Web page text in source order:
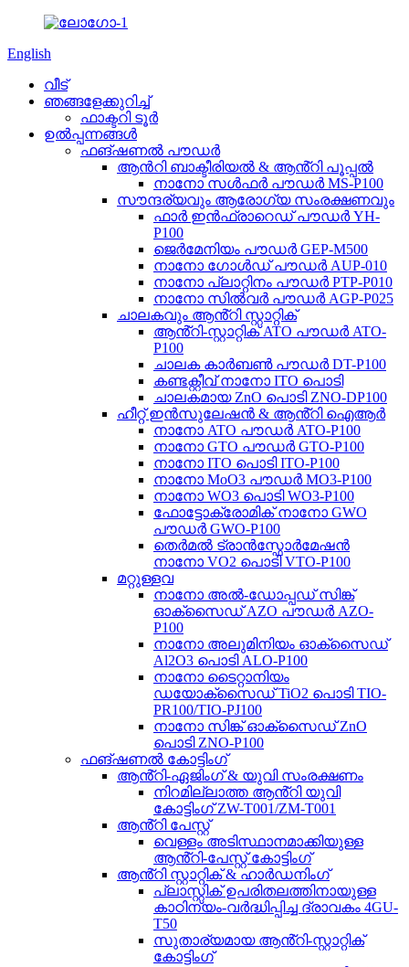
English
വീട്
ഞങ്ങളേക്കുറിച്ച്
ഫാക്ടറി ടൂർ
ഉൽപ്പന്നങ്ങൾ
ഫങ്ഷണൽ പൗഡർ
ആൻറി ബാക്ടീരിയൽ & ആൻ്റി പൂപ്പൽ
നാനോ സൾഫർ പൗഡർ MS-P100
സൗന്ദര്യവും ആരോഗ്യ സംരക്ഷണവും
ഫാർ ഇൻഫ്രാറെഡ് പൗഡർ YH-
P100
ജെർമേനിയം പൗഡർ GEP-M500
നാനോ ഗോൾഡ് പൗഡർ AUP-010
നാനോ പ്ലാറ്റിനം പൗഡർ PTP-P010
നാനോ സിൽവർ പൗഡർ AGP-P025
ചാലകവും ആൻ്റി സ്റ്റാറ്റിക്
ആൻ്റി-സ്റ്റാറ്റിക് ATO പൗഡർ ATO-
P100
ചാലക കാർബൺ പൗഡർ DT-P100
കണ്ടക്റ്റീവ് നാനോ ITO പൊടി
ചാലകമായ ZnO പൊടി ZNO-DP100
ഹീറ്റ് ഇൻസുലേഷൻ & ആൻ്റി ഐആർ
നാനോ ATO പൗഡർ ATO-P100
നാനോ GTO പൗഡർ GTO-P100
നാനോ ITO പൊടി ITO-P100
നാനോ MoO3 പൗഡർ MO3-P100
നാനോ WO3 പൊടി WO3-P100
ഫോട്ടോക്രോമിക് നാനോ GWO
പൗഡർ GWO-P100
തെർമൽ ട്രാൻസ്ഫോർമേഷൻ
നാനോ VO2 പൊടി VTO-P100
മറ്റുള്ളവ
നാനോ അൽ-ഡോപ്പഡ് സിങ്ക്
ഓക്സൈഡ് AZO പൗഡർ AZO-
P100
നാനോ അലുമിനിയം ഓക്സൈഡ്
Al2O3 പൊടി ALO-P100
നാനോ ടൈറ്റാനിയം
ഡയോക്സൈഡ് TiO2 പൊടി TIO-
PR100/TIO-PJ100
നാനോ സിങ്ക് ഓക്സൈഡ് ZnO
പൊടി ZNO-P100
ഫങ്ഷണൽ കോട്ടിംഗ്
ആൻ്റി-ഏജിംഗ് & യുവി സംരക്ഷണം
നിറമില്ലാത്ത ആൻ്റി യുവി
കോട്ടിംഗ് ZW-T001/ZM-T001
ആൻ്റി പേസ്റ്റ്
വെള്ളം അടിസ്ഥാനമാക്കിയുള്ള
ആൻ്റി-പേസ്റ്റ് കോട്ടിംഗ്
ആൻ്റി സ്റ്റാറ്റിക് & ഹാർഡനിംഗ്
പ്ലാസ്റ്റിക് ഉപരിതലത്തിനായുള്ള
കാഠിന്യം-വർദ്ധിപ്പിച്ച ദ്രാവകം 4GU-
T50
സുതാര്യമായ ആൻ്റി-സ്റ്റാറ്റിക്
കോട്ടിംഗ്